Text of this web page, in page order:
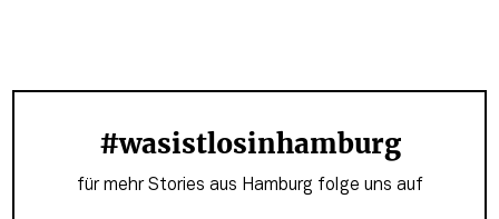
#wasistlosinhamburg
für mehr Stories aus Hamburg folge uns auf